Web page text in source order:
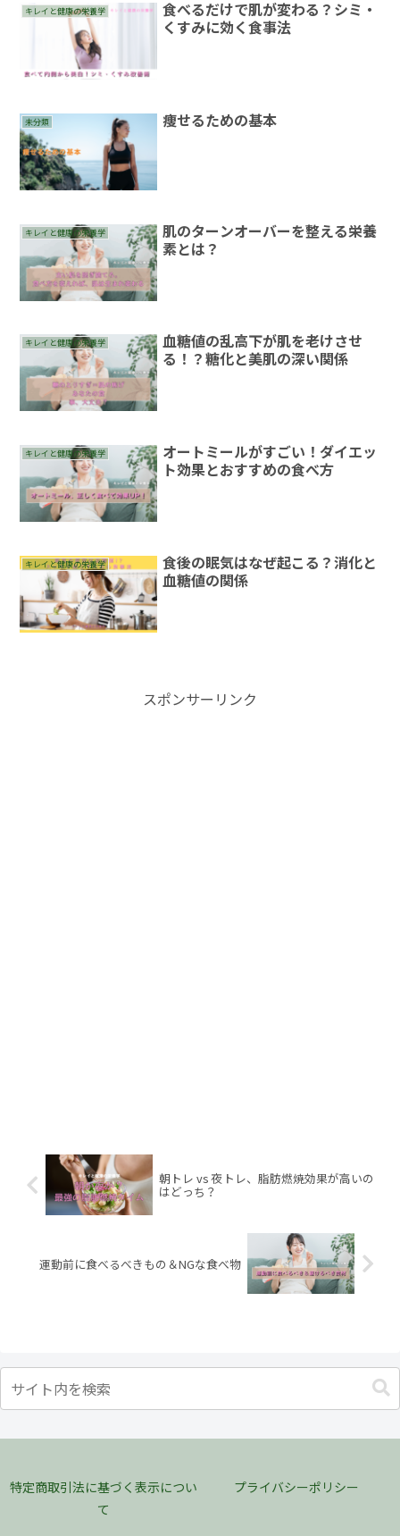
キレイと健康の栄養学
食べるだけで肌が変わる？シミ・
くすみに効く食事法
未分類 痩せるための基本
キレイと健康の栄養学
肌のターンオーバーを整える栄養
素とは？
キレイと健康の栄養学
血糖値の乱高下が肌を老けさせ
る！？糖化と美肌の深い関係
キレイと健康の栄養学
オートミールがすごい！ダイエッ
ト効果とおすすめの食べ方
キレイと健康の栄養学
食後の眠気はなぜ起こる？消化と
血糖値の関係
スポンサーリンク
朝トレ vs 夜トレ、脂肪燃焼効果が高いの
はどっち？
運動前に食べるべきもの＆NGな食べ物
特定商取引法に基づく表示につい
て
プライバシーポリシー